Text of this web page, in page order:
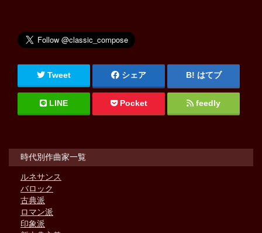
Tweet シェア はてブ
LINE Pocket feedly
時代別作曲家一覧
ルネサンス
バロック
古典派
ロマン派
印象派